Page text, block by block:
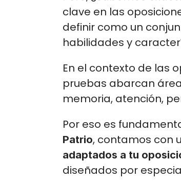
clave en las
definir como un
habilidades y
En el contexto de las
pruebas abarcan
memoria, atención,
Patrio, contamos con
adaptados a tu
diseñados por